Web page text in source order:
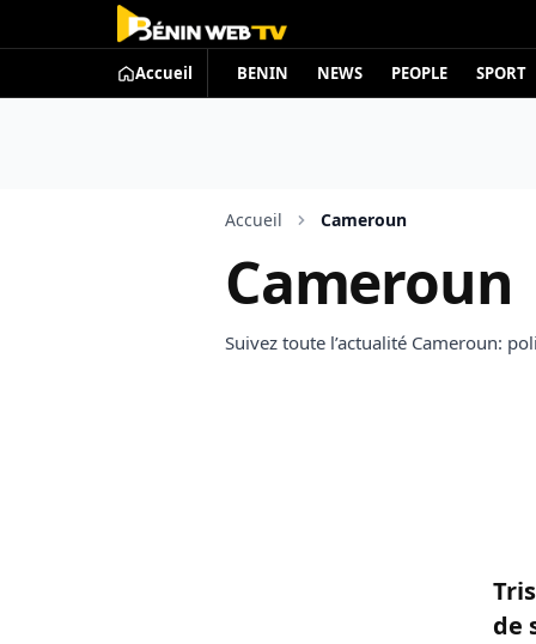
Accueil BENIN NEWS PEOPLE SPORT
Accueil Cameroun
Cameroun
Suivez toute l’actualité Cameroun:
de